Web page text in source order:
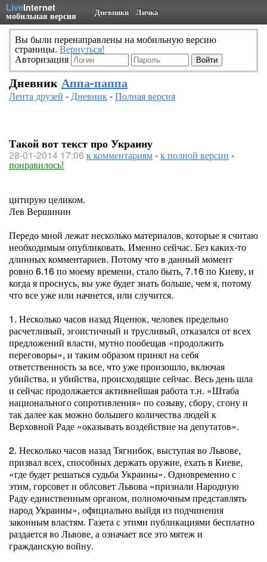
LiveInternet
мобильная версия Дневники Личка
Вы были перенаправлены на мобильную версию
страницы. Вернуться!
Авторизация
Дневник Аппа-паппа
Лента друзей -Дневник-Полная версия
Такой вот текст про Украину
28-01-2014 17:06 к комментариям-к полной версии -
понравилось!
цитирую целиком.
Лев Вершинин
Передо мной лежат несколько материалов, которые я считаю
необходимым опубликовать. Именно сейчас. Без каких-то
длинных комментариев. Потому что в данный момент
ровно 6.16 по моему времени, стало быть, 7.16 по Киеву, и
когда я проснусь, вы уже будет знать больше, чем я, потому
что все уже или начнется, или случится.
1. Несколько часов назад Яценюк, человек предельно
расчетливый, эгоистичный и трусливый, отказался от всех
предложений власти, мутно пообещав «продолжить
переговоры», и таким образом принял на себя
ответственность за все, что уже произошло, включая
убийства, и убийства, происходящие сейчас. Весь день шла
и сейчас продолжается активнейшая работа т.н. «Штаба
национального сопротивления» по созыву, сбору, сгону и
так далее как можно большего количества людей к
Верховной Раде «оказывать воздействие на депутатов».
2. Несколько часов назад Тягнибок, выступая во Львове,
призвал всех, способных держать оружие, ехать в Киеве,
«где будет решаться судьба Украины». Одновременно с
этим, горсовет и облсовет Львова «признали Народную
Раду единственным органом, полномочным представлять
народ Украины», официально выйдя из подчинения
законным властям. Газета с этими публикациями бесплатно
раздается во Львове, а означает все это мятеж и
гражданскую войну.